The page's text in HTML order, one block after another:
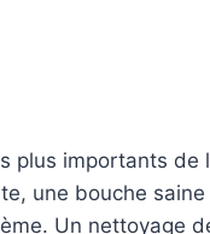
plus importants
une bouche
Un nettoyage